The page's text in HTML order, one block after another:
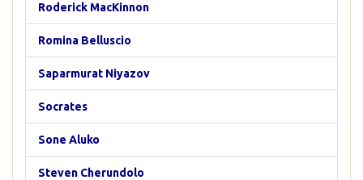
Roderick MacKinnon
Romina Belluscio
Saparmurat Niyazov
Socrates
Sone Aluko
Steven Cherundolo